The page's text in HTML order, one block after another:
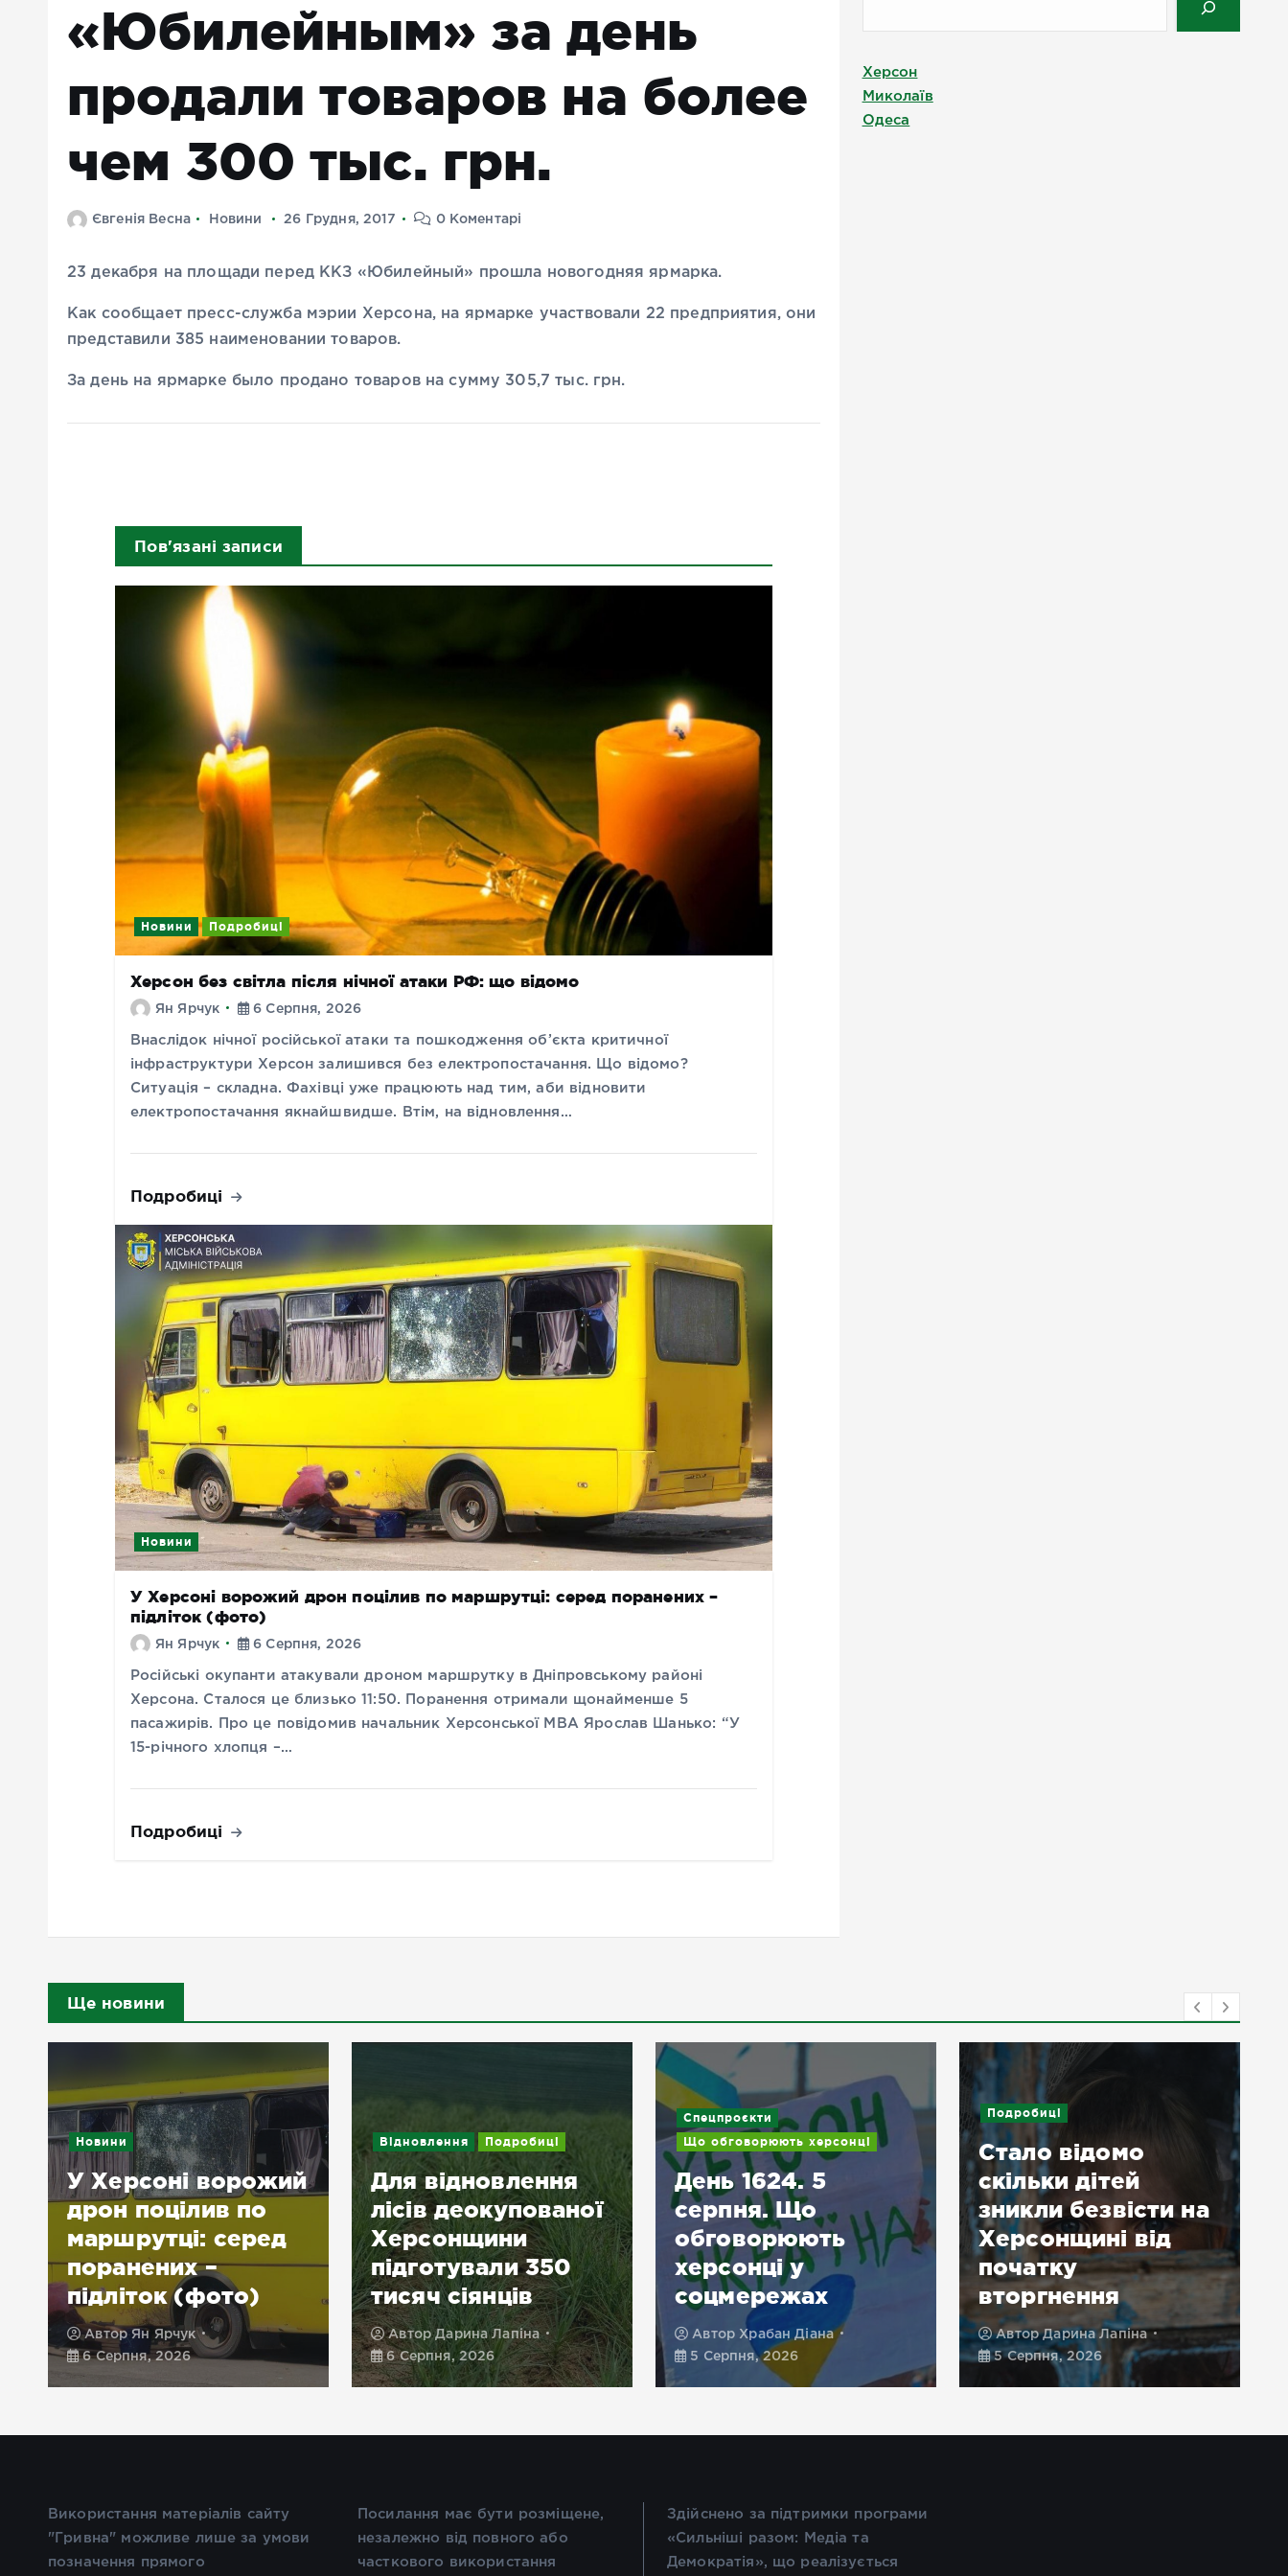
«Юбилейным» за день
продали товаров на более
чем 300 тыс. грн.
Євгенія Весна Новини 26 Грудня, 2017 0 Коментарі
23 декабря на площади перед ККЗ «Юбилейный» прошла новогодняя ярмарка.
Как сообщает пресс-служба мэрии Херсона, на ярмарке участвовали 22 предприятия, они
представили 385 наименовании товаров.
За день на ярмарке было продано товаров на сумму 305,7 тыс. грн.
Пов'язані записи
Новини Подробиці
Херсон без світла після нічної атаки РФ: що відомо
Ян Ярчук 6 Серпня, 2026
Внаслідок нічної російської атаки та пошкодження об’єкта критичної
інфраструктури Херсон залишився без електропостачання. Що відомо?
Ситуація – складна. Фахівці уже працюють над тим, аби відновити
електропостачання якнайшвидше. Втім, на відновлення…
Подробиці
Новини
У Херсоні ворожий дрон поцілив по маршрутці: серед поранених –
підліток (фото)
Ян Ярчук 6 Серпня, 2026
Російські окупанти атакували дроном маршрутку в Дніпровському районі
Херсона. Сталося це близько 11:50. Поранення отримали щонайменше 5
пасажирів. Про це повідомив начальник Херсонської МВА Ярослав Шанько: “У
15-річного хлопця –…
Подробиці
Херсон
Миколаїв
Одеса
Ще новини
Новини
У Херсоні ворожий
дрон поцілив по
маршрутці: серед
поранених –
підліток (фото)
АвторЯн Ярчук
6 Серпня, 2026
Відновлення Подробиці
Для відновлення
лісів деокупованої
Херсонщини
підготували 350
тисяч сіянців
АвторДарина Лапіна
6 Серпня, 2026
Спецпроєкти
Що обговорюють херсонці
День 1624. 5
серпня. Що
обговорюють
херсонці у
соцмережах
Автор Храбан Діана
5 Серпня, 2026
Подробиці
Стало відомо
скільки дітей
зникли безвісти на
Херсонщині від
початку
вторгнення
АвторДарина Лапіна
5 Серпня, 2026
Використання матеріалів сайту
"Гривна" можливе лише за умови
позначення прямого
Посилання має бути розміщене,
незалежно від повного або
часткового використання
Здійснено за підтримки програми
«Сильніші разом: Медіа та
Демократія», що реалізується